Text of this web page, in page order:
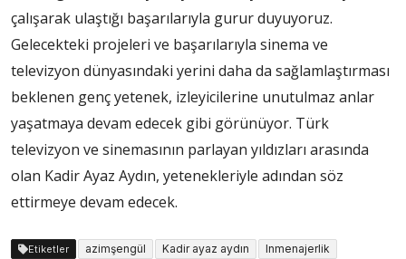
çalışarak ulaştığı başarılarıyla gurur duyuyoruz.
Gelecekteki projeleri ve başarılarıyla sinema ve
televizyon dünyasındaki yerini daha da sağlamlaştırması
beklenen genç yetenek, izleyicilerine unutulmaz anlar
yaşatmaya devam edecek gibi görünüyor. Türk
televizyon ve sinemasının parlayan yıldızları arasında
olan Kadir Ayaz Aydın, yetenekleriyle adından söz
ettirmeye devam edecek.
Etiketler azimşengül Kadir ayaz aydın
lnmenajerlik